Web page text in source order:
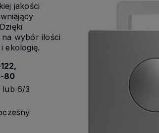
jakości
na wybór ilości
ekologię.
80
lub 6/3